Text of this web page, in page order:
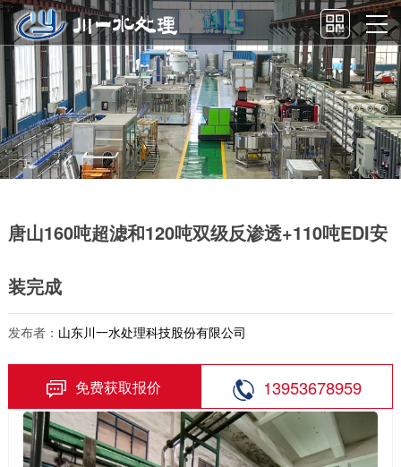
唐山160吨超滤和120吨双级反渗透+110吨EDI安
装完成
发布者： 山东川一水处理科技股份有限公司
免费获取报价 13953678959